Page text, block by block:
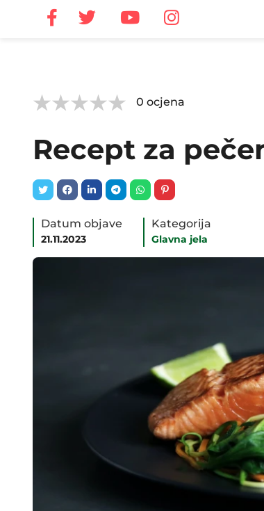


 0 ocjena
Recept za
Datum objave
21.11.2023
Kategorija
Glavna jela